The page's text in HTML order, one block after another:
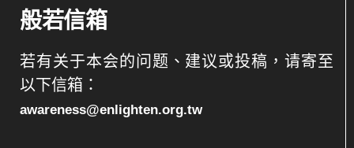
般若信箱
若有关于本会的问题、建议或投稿，请寄至
以下信箱：
awareness@enlighten.org.tw